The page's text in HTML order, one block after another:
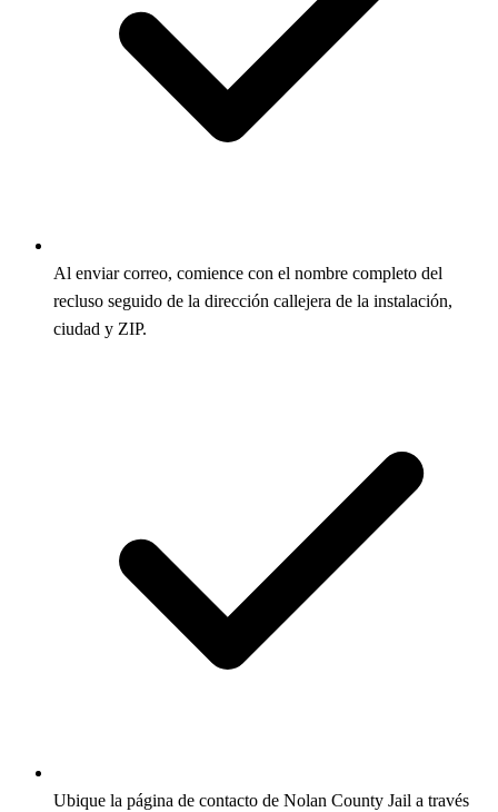
Al enviar correo, comience con el nombre completo del
recluso seguido de la dirección callejera de la instalación,
ciudad y ZIP.
Ubique la página de contacto de Nolan County Jail a través